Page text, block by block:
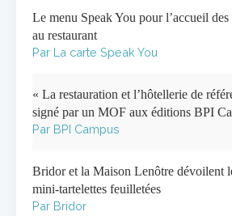
Le menu Speak You pour l’accueil
au restaurant
Par La carte Speak You
« La restauration et l’hôtellerie de
signé par un MOF aux éditions BPI
Par BPI Campus
Bridor et la Maison Lenôtre dévoilent
mini-tartelettes feuilletées
Par Bridor